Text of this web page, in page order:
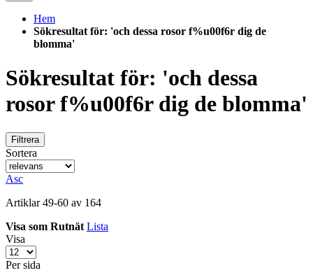
Hem
Sökresultat för: 'och dessa rosor f%u00f6r dig de
blomma'
Sökresultat för: 'och dessa
rosor f%u00f6r dig de blomma'
Filtrera
Sortera
Asc
Artiklar49-60 av 164
Visa som Rutnät Lista
Visa
Per sida